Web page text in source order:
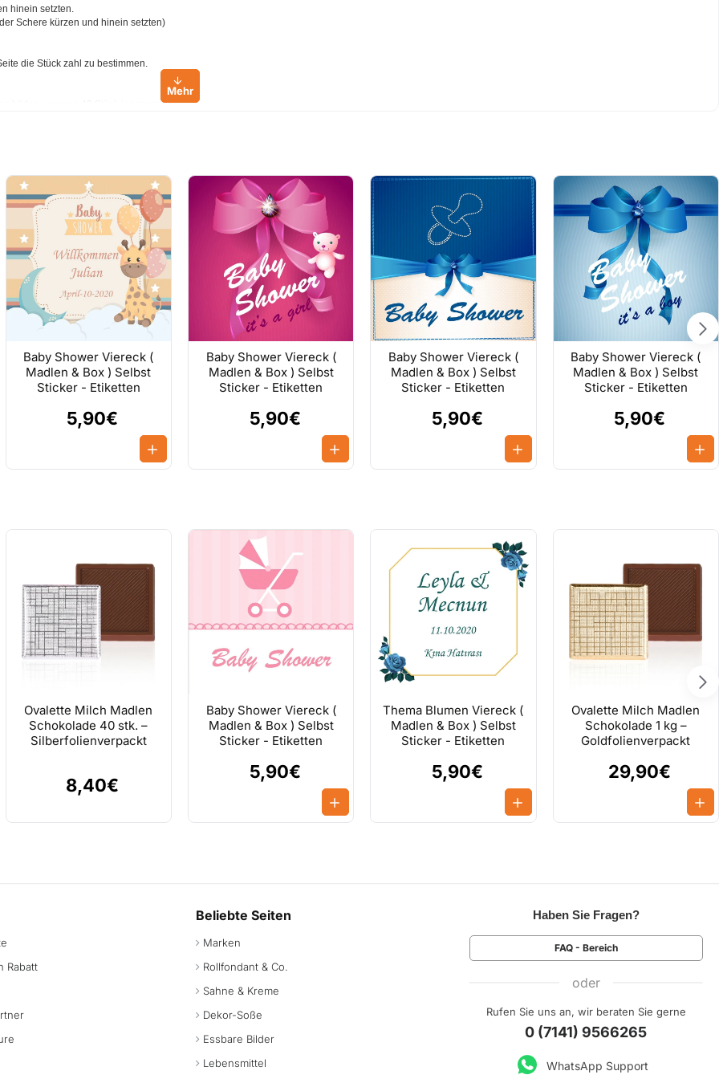
hinein setzten.
Schere kürzen und hinein setzten)
die Stück zahl zu bestimmen.
bilden, passen 48 Stück ingesamt rein.
Designen und wir nur das Etiket was Sie Designt haben versenden.
kleben.
Gläser zu Dekorieren, bei Babyshower oder Geburtstags Partys, Mevlüt Sünnet Dekorationen, Bei Taufen, bei Erster Zahn Partys,
Gastgeschenke und bei anderen vielen Dekorationen.
anschauen.
Der Produkte hinzu. In dem Sie auf den gewünschten Kategorienamen klicken können Sie Ihr Etiket und das gewünschte Produkt
auf dem Etikett nach wunsch Positionieren...
ein Auge drauf verfen.
Gläser zu Dekorieren, bei Babyshower oder Geburtstags Partys, Mevlüt Sünnet Dekorationen, Bei Taufen, bei Erster Zahn Partys,
Gastgeschenke und bei anderen vielen Dekorationen.
Per Nachnahme, Bei Banküberweisungen kann es zur längeren Wartezeit kommen, Bitte einfach ein Bild vom Beleg per
Groß sein
wird die Schrift.
Bild hoch ist,
Etiket raus kommen.
Sie diese beim Zahlen bei NOTIZ hinzufügen.
Baby Shower Viereck (
Madlen & Box ) Selbst
Sticker - Etiketten
5,90€
Baby Shower Viereck (
Madlen & Box ) Selbst
Sticker - Etiketten
5,90€
Baby Shower Viereck (
Madlen & Box ) Selbst
Sticker - Etiketten
5,90€
Baby Shower Viereck (
Madlen & Box ) Selbst
Sticker - Etiketten
5,90€
Ovalette Milch Madlen
Schokolade 40 stk. –
Silberfolienverpackt
8,40€
Baby Shower Viereck (
Madlen & Box ) Selbst
Sticker - Etiketten
5,90€
Thema Blumen Viereck (
Madlen & Box ) Selbst
Sticker - Etiketten
5,90€
Ovalette Milch Madlen
Schokolade 1 kg –
Goldfolienverpackt
29,90€
Rabatt
Beliebte Seiten
Marken
Rollfondant & Co.
Sahne & Kreme
Dekor-Soße
Essbare Bilder
Lebensmittel
Haben Sie Fragen?
FAQ - Bereich
oder
Rufen Sie uns an, wir beraten Sie gerne
0 (7141) 9566265
WhatsApp Support